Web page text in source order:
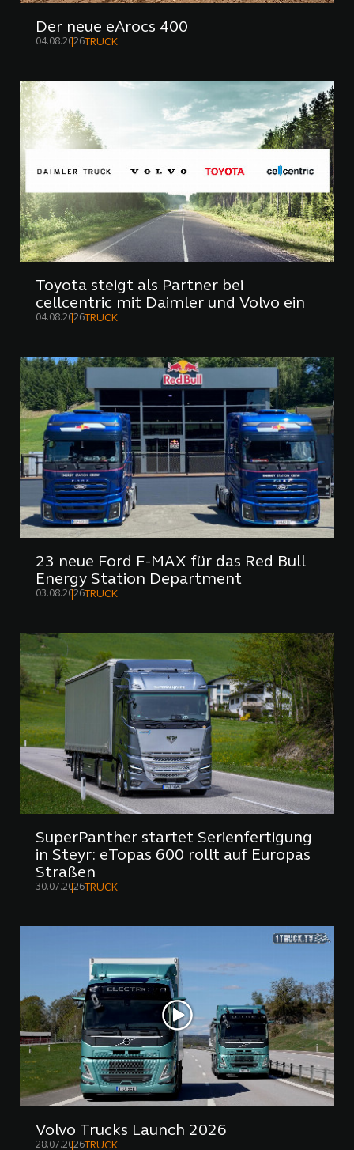
Der neue eArocs 400
04.08.2026TRUCK
Toyota steigt als Partner bei
cellcentric mit Daimler und Volvo ein
04.08.2026TRUCK
23 neue Ford F-MAX für das Red Bull
Energy Station Department
03.08.2026TRUCK
SuperPanther startet Serienfertigung
in Steyr: eTopas 600 rollt auf Europas
Straßen
30.07.2026TRUCK
Volvo Trucks Launch 2026
28.07.2026 TRUCK